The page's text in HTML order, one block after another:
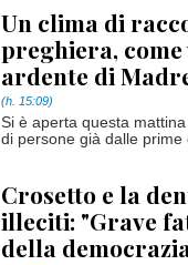
Un clima di
preghiera,
ardente di
(h. 15:09)
Si è aperta questa
di persone già dalle
Crosetto e la
illeciti: "Grave
della